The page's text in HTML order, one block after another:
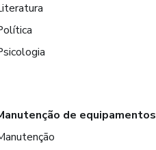
de equipamentos